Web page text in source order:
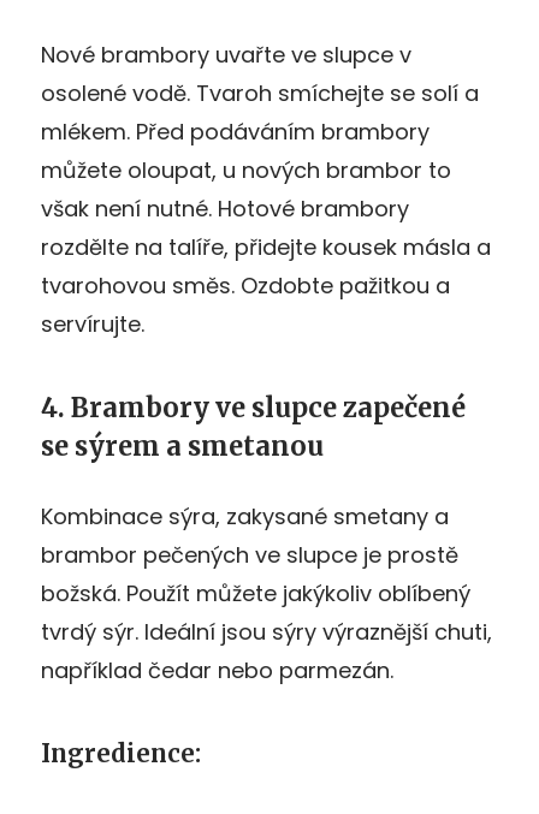
Nové brambory uvařte ve slupce v
osolené vodě. Tvaroh smíchejte se solí a
mlékem. Před podáváním brambory
můžete oloupat, u nových brambor to
však není nutné. Hotové brambory
rozdělte na talíře, přidejte kousek másla a
tvarohovou směs. Ozdobte pažitkou a
servírujte.
4. Brambory ve slupce zapečené
se sýrem a smetanou
Kombinace sýra, zakysané smetany a
brambor pečených ve slupce je prostě
božská. Použít můžete jakýkoliv oblíbený
tvrdý sýr. Ideální jsou sýry výraznější chuti,
například čedar nebo parmezán.
Ingredience: